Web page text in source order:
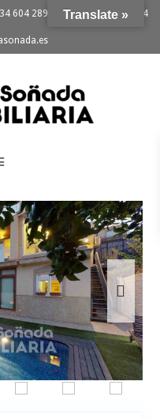
604 289 264 +34 865 796 054
Translate »